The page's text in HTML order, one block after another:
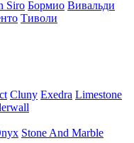
Siro Бормио Вивальди
Тиволи
Cluny Exedra Limestone
Stone And Marble